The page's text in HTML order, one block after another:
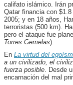
califato islámico. Irán
Qatar financia con
2005; y en 18 años,
terroristas (500 km).
pero el ataque fue
Torres Gemelas).
En La virtud del
a un civilizado, el
fuerza posible . Desde
encarnación del mal